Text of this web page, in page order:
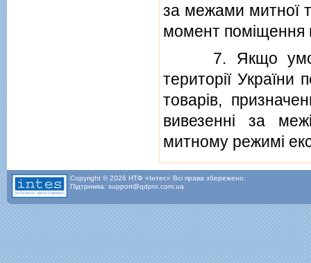
за межами митної
момент помiщення
7. Якщо
територiї України
товарiв,
вивезеннi за
митному режимi
Copyright © 2026 НТФ «Інтес» Всі права збережено.
Підтримка: support@qdpro.com.ua